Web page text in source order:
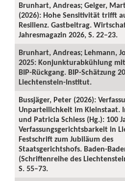
Brunhart, Andreas; Geiger,
(2026): Hohe Sensitivität trifft
Resilienz. Gastbeitrag.
Jahresmagazin 2026, S. 22–23.
Brunhart, Andreas; Lehmann,
2025: Konjunkturabkühlung
BIP-Rückgang. BIP-Schätzung
Liechtenstein-Institut.
Bussjäger, Peter (2026):
Unparteilichkeit im Kleinstaat.
und Patricia Schiess (Hg.): 100
Verfassungsgerichtsbarkeit in
Festschrift zum Jubiläum des
Staatsgerichtshofs. Baden-
(Schriftenreihe des
S. 55–73.